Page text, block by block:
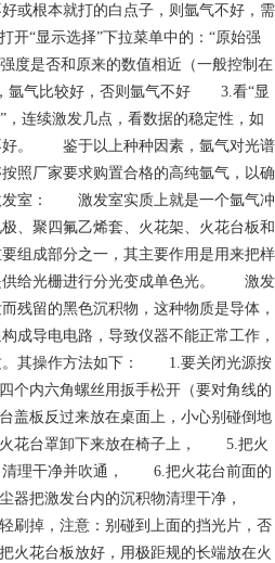
或根本就打的白点子，则氩气不好，需
“显示选择”下拉菜单中的：“原始强
度是否和原来的数值相近（一般控制在
氩气比较好，否则氩气不好 3.看“显
，连续激发几点，看数据的稳定性，如
好。 鉴于以上种种因素，氩气对光谱
照厂家要求购置合格的高纯氩气，以确
室： 激发室实质上就是一个氩气冲
、聚四氟乙烯套、火花架、火花台板和
组成部分之一，其主要作用是用来把样
供给光栅进行分光变成单色光。 激发
残留的黑色沉积物，这种物质是导体，
成导电电路，导致仪器不能正常工作，
。其操作方法如下： 1.要关闭光源按
内六角螺丝用扳手松开（要对角线的
板反过来放在桌面上，小心别碰倒地
花台罩卸下来放在椅子上， 5.把火
清理干净并吹通， 6.把火花台前面的
器把激发台内的沉积物清理干净，
刷掉，注意：别碰到上面的挡光片，否
花台板放好，用极距规的长端放在火